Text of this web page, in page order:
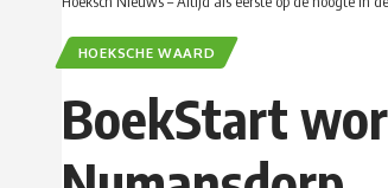
HOEKSCHE WAARD
BoekStart